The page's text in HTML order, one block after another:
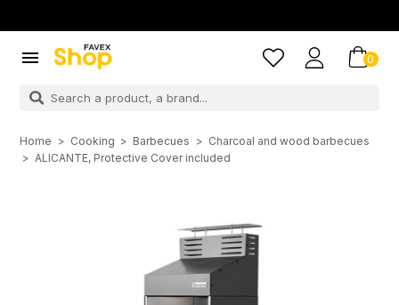
 0
Home Cooking Barbecues
Charcoal and wood barbecues
ALICANTE, Protective Cover included